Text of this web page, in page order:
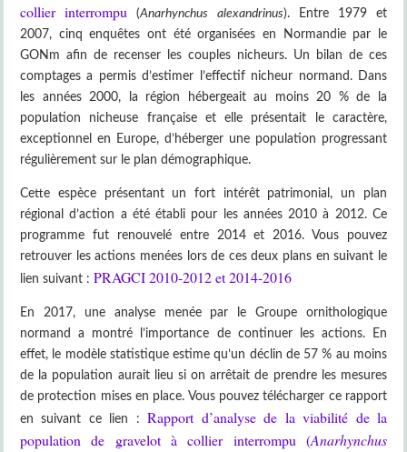
collier interrompu (Anarhynchus alexandrinus). Entre 1979 et
2007, cinq enquêtes ont été organisées en Normandie par le
GONm afin de recenser les couples nicheurs. Un bilan de ces
comptages a permis d’estimer l’effectif nicheur normand. Dans
les années 2000, la région hébergeait au moins 20 % de la
population nicheuse française et elle présentait le caractère,
exceptionnel en Europe, d’héberger une population progressant
régulièrement sur le plan démographique.
Cette espèce présentant un fort intérêt patrimonial, un plan
régional d’action a été établi pour les années 2010 à 2012. Ce
programme fut renouvelé entre 2014 et 2016. Vous pouvez
retrouver les actions menées lors de ces deux plans en suivant le
lien suivant :PRAGCI 2010-2012 et 2014-2016
En 2017, une analyse menée par le Groupe ornithologique
normand a montré l’importance de continuer les actions. En
effet, le modèle statistique estime qu’un déclin de 57 % au moins
de la population aurait lieu si on arrêtait de prendre les mesures
de protection mises en place. Vous pouvez télécharger ce rapport
en suivant ce lien :Rapport d’analyse de la viabilité de la
population de gravelot à collier interrompu (Anarhynchus